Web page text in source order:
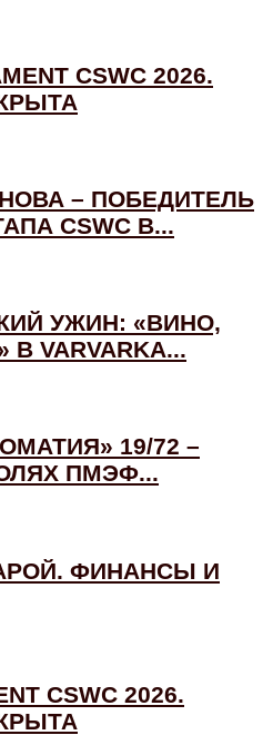
CSWC 2026.
– ПОБЕДИТЕЛЬ
CSWC В...
УЖИН: «ВИНО,
VARVARKA...
19/72 –
ПМЭФ...
ФИНАНСЫ И
CSWC 2026.